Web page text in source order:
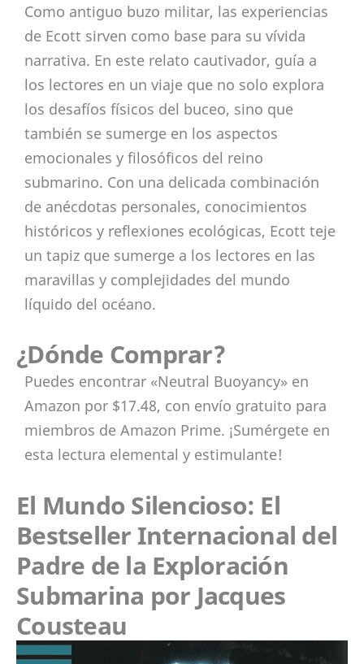
Como antiguo buzo militar, las experiencias
de Ecott sirven como base para su vívida
narrativa. En este relato cautivador, guía a
los lectores en un viaje que no solo explora
los desafíos físicos del buceo, sino que
también se sumerge en los aspectos
emocionales y filosóficos del reino
submarino. Con una delicada combinación
de anécdotas personales, conocimientos
históricos y reflexiones ecológicas, Ecott teje
un tapiz que sumerge a los lectores en las
maravillas y complejidades del mundo
líquido del océano.
¿Dónde Comprar?
Puedes encontrar «Neutral Buoyancy» en
Amazon por $17.48, con envío gratuito para
miembros de Amazon Prime. ¡Sumérgete en
esta lectura elemental y estimulante!
El Mundo Silencioso: El
Bestseller Internacional del
Padre de la Exploración
Submarina por Jacques
Cousteau